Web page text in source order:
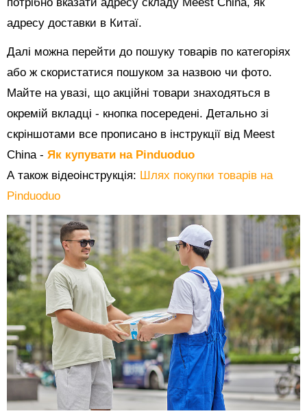
адресу доставки в Китаї.
Далі можна перейти до пошуку товарів по категоріях
або ж скористатися пошуком за назвою чи фото.
Майте на увазі, що акційні товари знаходяться в
окремій вкладці - кнопка посередені. Детально зі
скріншотами все прописано в інструкції від Meest
China - Як купувати на Pinduoduo
А також відеоінструкція: Шлях покупки товарів на
Pinduoduo